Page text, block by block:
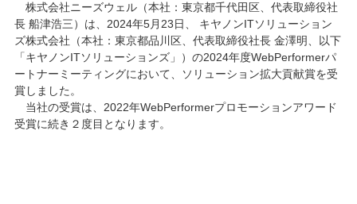
株式会社ニーズウェル（本社：東京都千代田区、代表取締役社
長 船津浩三）は、2024年5月23日、 キヤノンITソリューション
ズ株式会社（本社：東京都品川区、代表取締役社長 金澤明、以下
「キヤノンITソリューションズ」）の2024年度WebPerformerパ
ートナーミーティングにおいて、ソリューション拡大貢献賞を受
賞しました。
当社の受賞は、2022年WebPerformerプロモーションアワード
受賞に続き２度目となります。